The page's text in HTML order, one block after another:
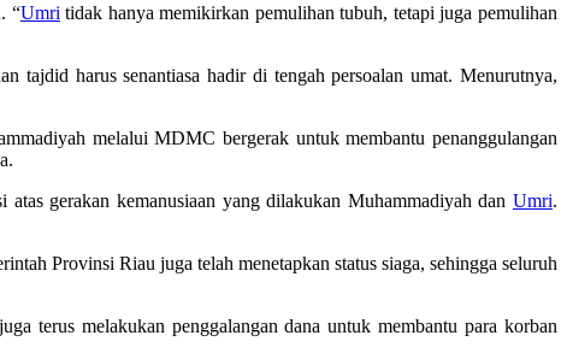
“Umri tidak hanya memikirkan pemulihan tubuh, tetapi juga pemulihan
tajdid harus senantiasa hadir di tengah persoalan umat. Menurutnya,
melalui MDMC bergerak untuk membantu penanggulangan
gerakan kemanusiaan yang dilakukan Muhammadiyah dan Umri.
Provinsi Riau juga telah menetapkan status siaga, sehingga seluruh
juga terus melakukan penggalangan dana untuk membantu para korban